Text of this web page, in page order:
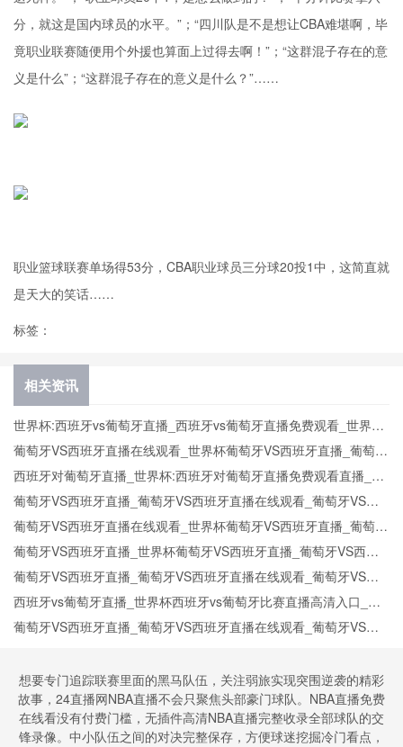
分，就这是国内球员的水平。”；“四川队是不是想让CBA难堪啊，毕
竟职业联赛随便用个外援也算面上过得去啊！”；“这群混子存在的意
义是什么”；“这群混子存在的意义是什么？”……
职业篮球联赛单场得53分，CBA职业球员三分球20投1中，这简直就
是天大的笑话……
标签：
相关资讯
世界杯:西班牙vs葡萄牙直播_西班牙vs葡萄牙直播免费观看_世界杯
今日西班牙vs葡萄牙直播在线观看高清视频直播
葡萄牙VS西班牙直播在线观看_世界杯葡萄牙VS西班牙直播_葡萄牙
VS西班牙比赛观看直达入口
西班牙对葡萄牙直播_世界杯:西班牙对葡萄牙直播免费观看直播_世
界杯西班牙对葡萄牙直播在线观看高清无插件
葡萄牙VS西班牙直播_葡萄牙VS西班牙直播在线观看_葡萄牙VS西
班牙实时全场直播入口
葡萄牙VS西班牙直播在线观看_世界杯葡萄牙VS西班牙直播_葡萄牙
VS西班牙比赛观看直达入口
葡萄牙VS西班牙直播_世界杯葡萄牙VS西班牙直播_葡萄牙VS西班
牙在线高清直播
葡萄牙VS西班牙直播_葡萄牙VS西班牙直播在线观看_葡萄牙VS西
班牙实时全场直播入口
西班牙vs葡萄牙直播_世界杯西班牙vs葡萄牙比赛直播高清入口_西
班牙vs葡萄牙预测分析直播
葡萄牙VS西班牙直播_葡萄牙VS西班牙直播在线观看_葡萄牙VS西
想要专门追踪联赛里面的黑马队伍，关注弱旅实现突围逆袭的精彩
故事，24直播网NBA直播不会只聚焦头部豪门球队。NBA直播免费
在线看没有付费门槛，无插件高清NBA直播完整收录全部球队的交
锋录像。中小队伍之间的对决完整保存，方便球迷挖掘冷门看点，